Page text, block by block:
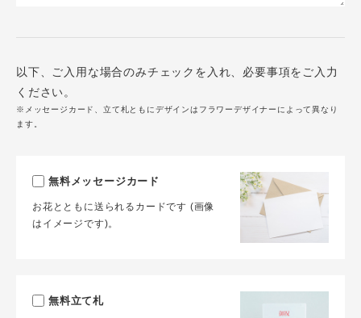
以下、ご入用な場合のみチェックを入れ、必要事項をご入力
ください。
※メッセージカード、立て札ともにデザインはフラワーデザイナーによって異なり
ます。
無料メッセージカード
お花とともに送られるカードです (画像
はイメージです)。
無料立て札